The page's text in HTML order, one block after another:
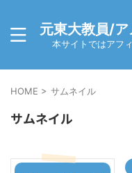
元東大教員/
本サイトではアフ
HOME > サムネイル
サムネイル